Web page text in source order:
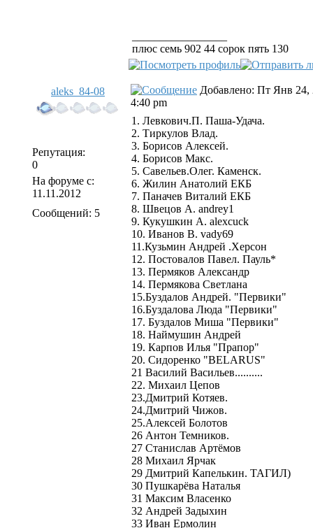
плюс семь 902 44 сорок пять 130
aleks_84-08
Репутация:
0
На форуме с:
11.11.2012
Сообщений: 5
Добавлено: Пт Янв 24,
4:40 pm
1. Левкович.П. Паша-Удача.
2. Тиркулов Влад.
3. Борисов Алексей.
4. Борисов Макс.
5. Савельев.Олег. Каменск.
6. Жилин Анатолий ЕКБ
7. Паначев Виталий ЕКБ
8. Швецов А. andrey1
9. Кукушкин А. alexcuck
10. Иванов В. vady69
11.Кузьмин Андрей .Херсон
12. Постовалов Павел. Пауль*
13. Пермяков Александр
14. Пермякова Светлана
15.Буздалов Андрей. "Первики"
16.Буздалова Люда "Первики"
17. Буздалов Миша "Первики"
18. Наймушин Андрей
19. Карпов Илья "Прапор"
20. Сидоренко "BELARUS"
21 Василий Васильев..........
22. Михаил Цепов
23.Дмитрий Котяев.
24.Дмитрий Чижов.
25.Алексей Болотов
26 Антон Темников.
27 Станислав Артёмов
28 Михаил Ярчак
29 Дмитрий Капелькин. ТАГИЛ)
30 Пушкарёва Наталья
31 Максим Власенко
32 Андрей Задыхин
33 Иван Ермолин